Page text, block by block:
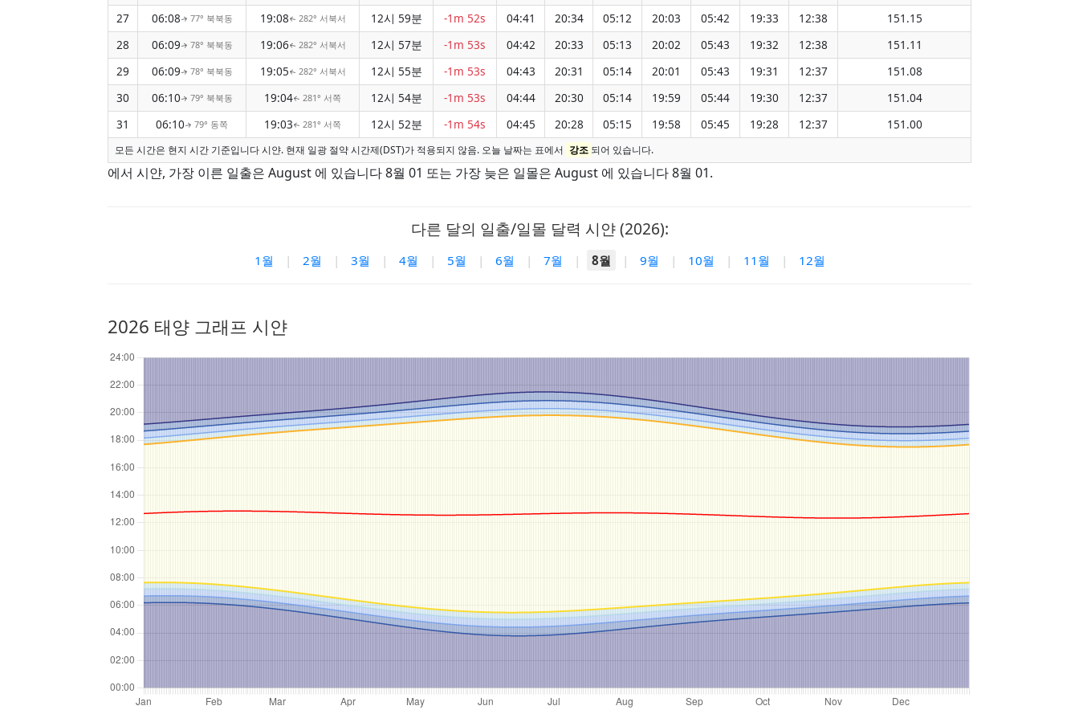
27
06:08↑ 77° 북북동 19:08↑ 282° 서북서 12시 59분 -1m 52s 04:41 20:34 05:12 20:03 05:42 19:33 12:38
151.15
28
06:09↑ 78° 북북동 19:06↑ 282° 서북서 12시 57분 -1m 53s 04:42 20:33 05:13 20:02 05:43 19:32 12:38
151.11
29
06:09↑ 78° 북북동 19:05↑ 282° 서북서 12시 55분 -1m 53s 04:43 20:31 05:14 20:01 05:43 19:31 12:37
151.08
30
06:10↑ 79° 북북동 19:04↑ 281° 서쪽 12시 54분 -1m 53s 04:44 20:30 05:14 19:59 05:44 19:30 12:37
151.04
31
06:10↑ 79° 동쪽 19:03↑ 281° 서쪽 12시 52분 -1m 54s 04:45 20:28 05:15 19:58 05:45 19:28 12:37 151.00
모든 시간은 현지 시간 기준입니다 시얀. 현재 일광 절약 시간제(DST)가 적용되지 않음. 오늘 날짜는 표에서 강조 되어 있습니다.
에서 시얀, 가장 이른 일출은 August 에 있습니다 8월 01 또는 가장 늦은 일몰은 August 에 있습니다 8월 01.
다른 달의 일출/일몰 달력 시얀 (2026):
1월 | 2월 | 3월 | 4월 | 5월 | 6월 | 7월 | 8월 | 9월 | 10월 | 11월 | 12월
2026 태양 그래프 시얀